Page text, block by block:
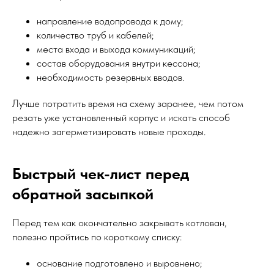
направление водопровода к дому;
количество труб и кабелей;
места входа и выхода коммуникаций;
состав оборудования внутри кессона;
необходимость резервных вводов.
Лучше потратить время на схему заранее, чем потом
резать уже установленный корпус и искать способ
надежно загерметизировать новые проходы.
Быстрый чек-лист перед
обратной засыпкой
Перед тем как окончательно закрывать котлован,
полезно пройтись по короткому списку:
основание подготовлено и выровнено;